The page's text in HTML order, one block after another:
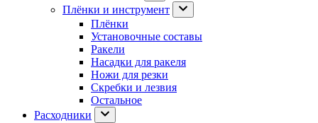
Плёнки и инструмент
Плёнки
Установочные составы
Ракели
Насадки для ракеля
Ножи для резки
Скребки и лезвия
Остальное
Расходники